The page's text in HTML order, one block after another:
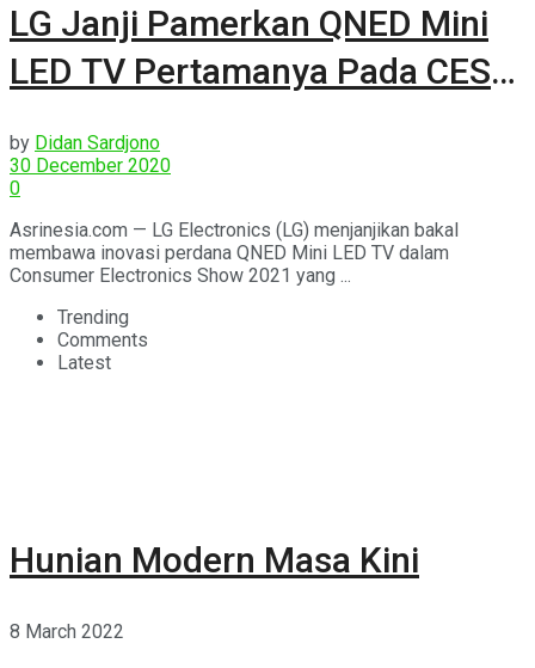
LG Janji Pamerkan QNED Mini
LED TV Pertamanya Pada CES
by Didan Sardjono
30 December 2020
0
Asrinesia.com — LG Electronics (LG) menjanjikan bakal
membawa inovasi perdana QNED Mini LED TV dalam
Consumer Electronics Show 2021 yang ...
Trending
Comments
Latest
Hunian Modern Masa Kini
8 March 2022